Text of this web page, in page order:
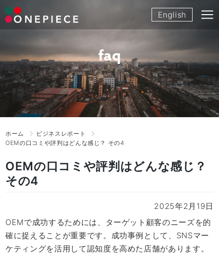
Skip
to
English
faq
ホーム
ビジネスレポート
OEMの口コミや評判はどんな感じ？ その4
OEMの口コミや評判はどんな感じ？
その4
2025年2月19日
OEMで成功するためには、ターゲット顧客のニーズを的
確に捉えることが重要です。成功事例として、SNSマー
ケティングを活用して認知度を高めた店舗があります。